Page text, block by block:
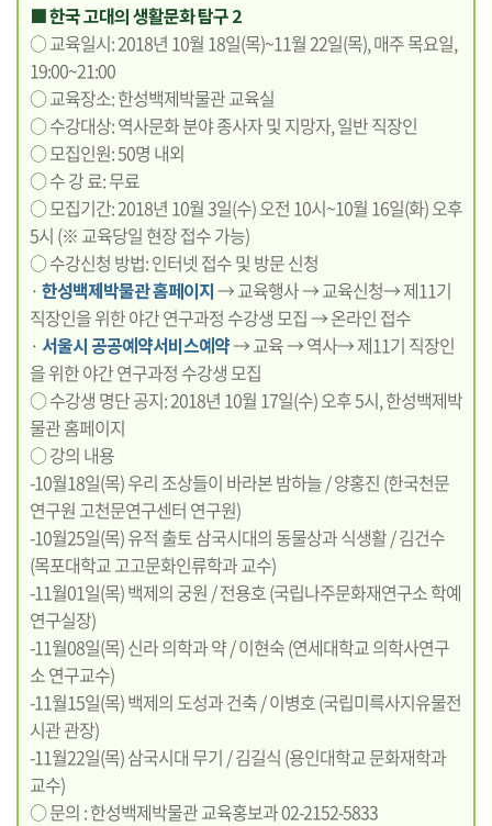
■ 한국 고대의 생활문화 탐구 2
○ 교육일시: 2018년 10월 18일(목)~11월 22일(목), 매주 목요일,
19:00~21:00
○ 교육장소: 한성백제박물관 교육실
○ 수강대상: 역사문화 분야 종사자 및 지망자, 일반 직장인
○ 모집인원: 50명 내외
○ 수 강 료: 무료
○ 모집기간: 2018년 10월 3일(수) 오전 10시~10월 16일(화) 오후
5시 (※ 교육당일 현장 접수 가능)
○ 수강신청 방법: 인터넷 접수 및 방문 신청
· 한성백제박물관 홈페이지→ 교육행사 → 교육신청→ 제11기
직장인을 위한 야간 연구과정 수강생 모집 → 온라인 접수
· 서울시 공공예약서비스예약→ 교육 → 역사→ 제11기 직장인
을 위한 야간 연구과정 수강생 모집
○ 수강생 명단 공지: 2018년 10월 17일(수) 오후 5시, 한성백제박
물관 홈페이지
○ 강의 내용
-10월18일(목) 우리 조상들이 바라본 밤하늘 / 양홍진 (한국천문
연구원 고천문연구센터 연구원)
-10월25일(목) 유적 출토 삼국시대의 동물상과 식생활 / 김건수
(목포대학교 고고문화인류학과 교수)
-11월01일(목) 백제의 궁원 / 전용호 (국립나주문화재연구소 학예
연구실장)
-11월08일(목) 신라 의학과 약 / 이현숙 (연세대학교 의학사연구
소 연구교수)
-11월15일(목) 백제의 도성과 건축 / 이병호 (국립미륵사지유물전
시관 관장)
-11월22일(목) 삼국시대 무기 / 김길식 (용인대학교 문화재학과
교수)
○ 문의 : 한성백제박물관 교육홍보과 02-2152-5833